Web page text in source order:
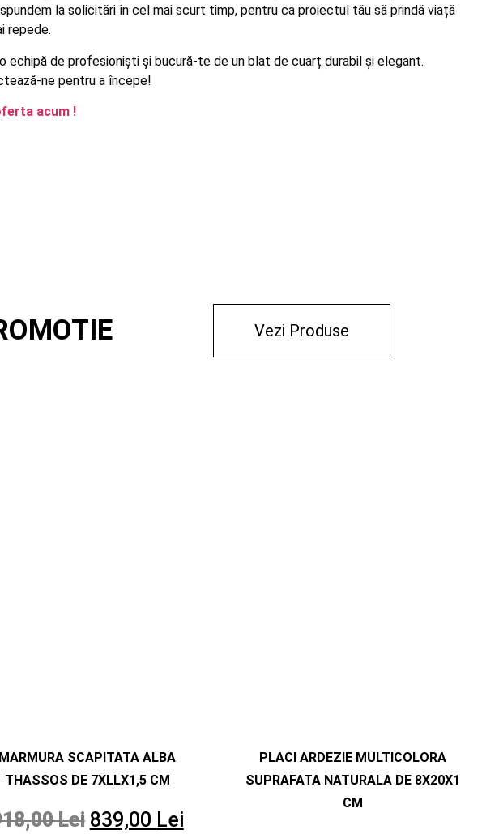
la solicitări în cel mai scurt timp, pentru ca proiectul tău să prindă viață
repede.
echipă de profesioniști și bucură-te de un blat de cuarț durabil și elegant.
ne pentru a începe!
acum !
Vezi Produse
MARMURA SCAPITATA ALBA
THASSOS DE 7XLLX1,5 CM
Lei 839,00 Lei
PLACI ARDEZIE MULTICOLORA
SUPRAFATA NATURALA DE 8X20X1
CM